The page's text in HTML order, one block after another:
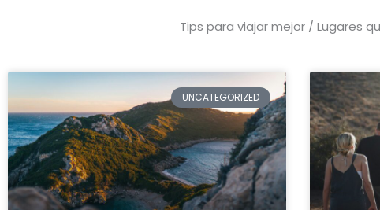
Tips para viajar mejor / Lugares
UNCATEGORIZED